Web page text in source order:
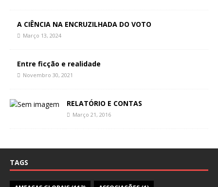
A CIÊNCIA NA ENCRUZILHADA DO VOTO
Março 13, 2024
Entre ficção e realidade
Novembro 30, 2021
RELATÓRIO E CONTAS
Março 21, 2016
TAGS